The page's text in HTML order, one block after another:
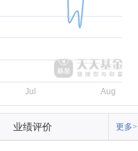
Jul Aug
业绩评价 更多>